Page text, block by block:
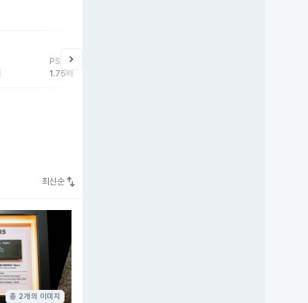
PSR
1.75배
chevron_right
최신순 swap_vert
총 2개의 이미지